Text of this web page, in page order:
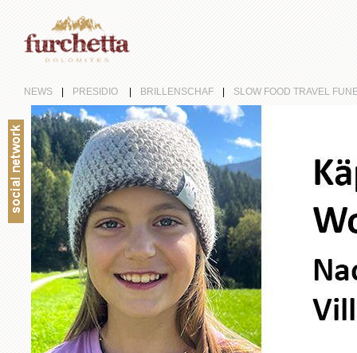
NEWS PRESIDIO BRILLENSCHAF SLOW FOOD TRAVEL